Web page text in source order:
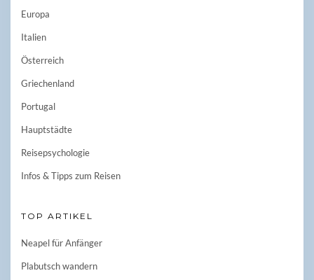
Europa
Italien
Österreich
Griechenland
Portugal
Hauptstädte
Reisepsychologie
Infos & Tipps zum Reisen
TOP ARTIKEL
Neapel für Anfänger
Plabutsch wandern